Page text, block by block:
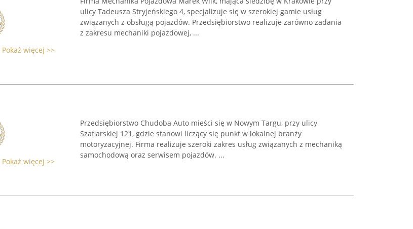
Pokaż więcej >>
ulicy Tadeusza Stryjeńskiego 4, specjalizuje się w szerokiej gamie usług
związanych z obsługą pojazdów. Przedsiębiorstwo realizuje zarówno zadania
z zakresu mechaniki pojazdowej, ...
Pokaż więcej >>
Przedsiębiorstwo Chudoba Auto mieści się w Nowym Targu, przy ulicy
Szaflarskiej 121, gdzie stanowi liczący się punkt w lokalnej branży
motoryzacyjnej. Firma realizuje szeroki zakres usług związanych z mechaniką
samochodową oraz serwisem pojazdów. ...